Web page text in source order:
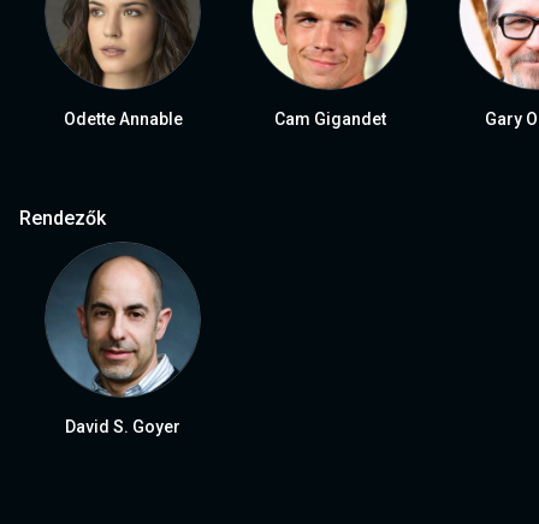
Odette Annable Cam Gigandet Gary
Rendezők
David S. Goyer